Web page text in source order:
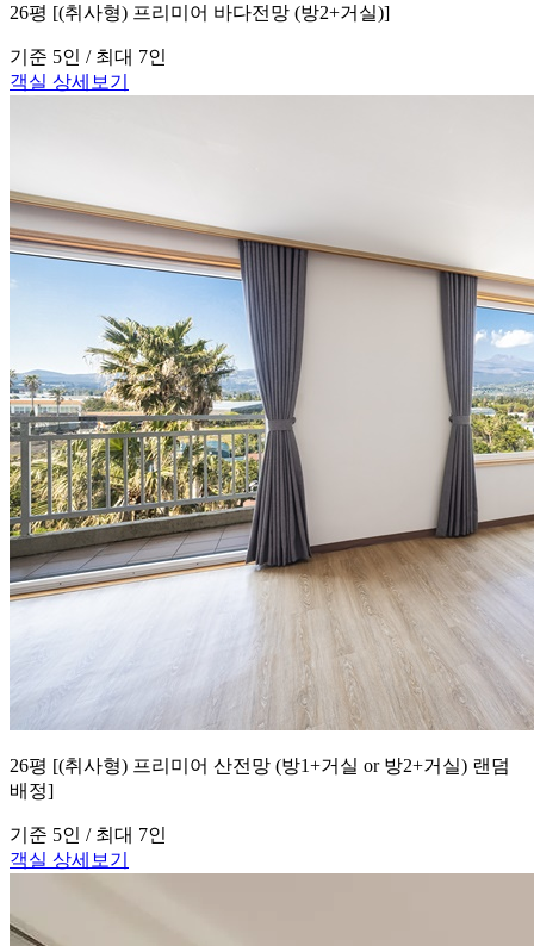
26평 [(취사형) 프리미어 바다전망 (방2+거실)]
기준 5인 / 최대 7인
객실 상세보기
26평 [(취사형) 프리미어 산전망 (방1+거실 or 방2+거실) 랜덤
배정]
기준 5인 / 최대 7인
객실 상세보기